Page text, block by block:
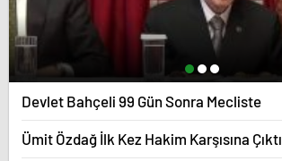
Devlet Bahçeli 99 Gün Sonra Mecliste
Ümit Özdağ İlk Kez Hakim Karşısına Çıktı